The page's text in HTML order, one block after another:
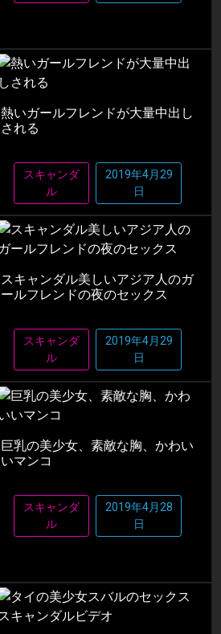
熱いガールフレンドが大量中出し
される
スキャンダ
ル
2019年4月29
日
スキャンダル美しいアジア人のガ
ールフレンドの夜のセックス
スキャンダ
ル
2019年4月29
日
巨乳の美少女、素敵な胸、かわい
いマンコ
スキャンダ
ル
2019年4月28
日